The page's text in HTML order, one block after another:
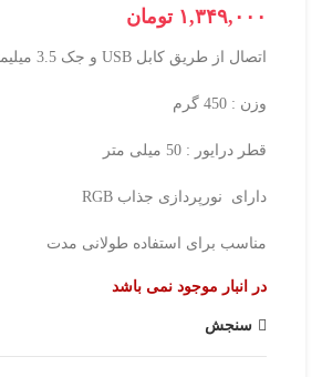
تومان
اتصال از طریق کابل USB و جک 3.5 میلیمتری
وزن : 450 گرم
قطر درایور : 50 میلی متر
دارای نورپردازی جذاب RGB
مناسب برای استفاده طولانی مدت
در انبار موجود نمی باشد
سنجش